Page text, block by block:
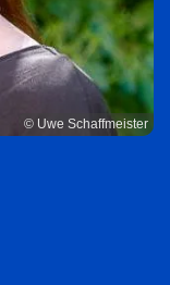
© Uwe Schaffmeister